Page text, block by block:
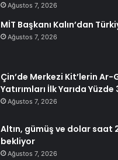
Ağustos 7, 2026
MİT Başkanı Kalın’dan
Ağustos 7, 2026
Çin’de Merkezi Kit’lerin Ar-
Yatırımları İlk Yarıda Yüzde
Ağustos 7, 2026
Altın, gümüş ve dolar saat
bekliyor
Ağustos 7, 2026